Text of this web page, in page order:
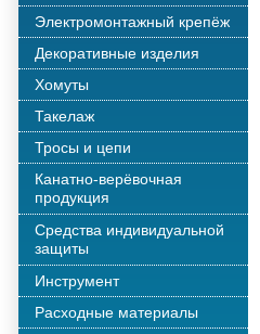
Электромонтажный крепёж
Декоративные изделия
Хомуты
Такелаж
Тросы и цепи
Канатно-верёвочная
продукция
Средства индивидуальной
защиты
Инструмент
Расходные материалы